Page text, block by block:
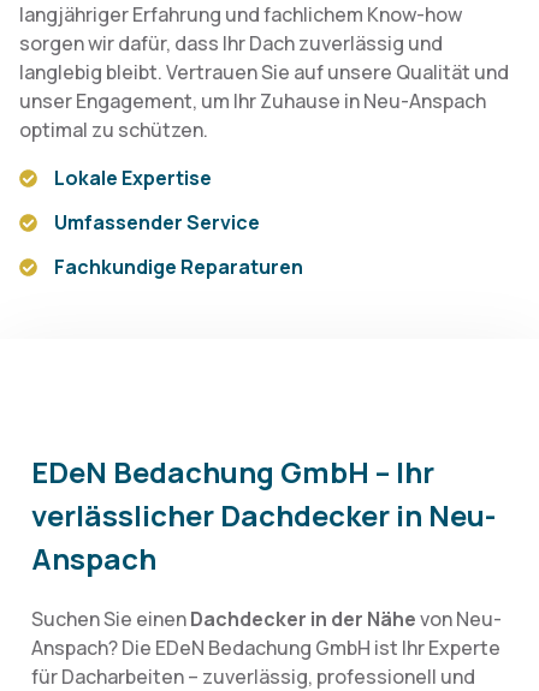
langjähriger Erfahrung und fachlichem Know-how
sorgen wir dafür, dass Ihr Dach zuverlässig und
langlebig bleibt. Vertrauen Sie auf unsere Qualität und
unser Engagement, um Ihr Zuhause in Neu-Anspach
optimal zu schützen.
Lokale Expertise
Umfassender Service
Fachkundige Reparaturen
EDeN Bedachung GmbH – Ihr
verlässlicher Dachdecker in Neu-
Anspach
Suchen Sie einenDachdecker in der Nähevon Neu-
Anspach? Die EDeN Bedachung GmbH ist Ihr Experte
für Dacharbeiten – zuverlässig, professionell und